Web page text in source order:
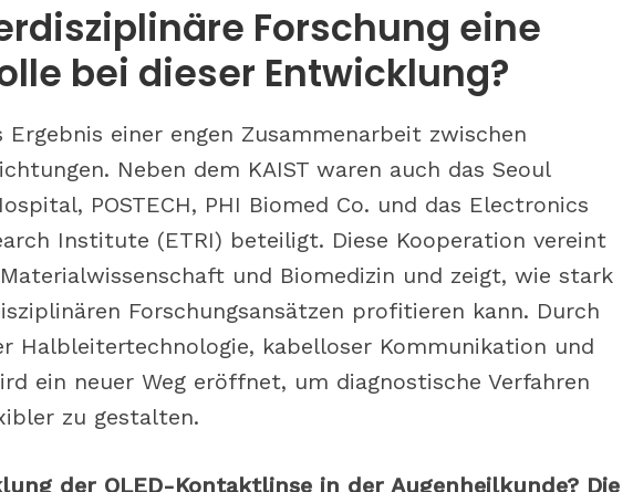
Forschung eine
bei dieser Entwicklung?
einer engen Zusammenarbeit zwischen
Neben dem KAIST waren auch das Seoul
POSTECH, PHI Biomed Co. und das Electronics
Institute (ETRI) beteiligt. Diese Kooperation vereint
und Biomedizin und zeigt, wie stark
Forschungsansätzen profitieren kann. Durch
Halbleitertechnologie, kabelloser Kommunikation und
ein neuer Weg eröffnet, um diagnostische Verfahren
zu gestalten.
der OLED-Kontaktlinse in der Augenheilkunde? Die